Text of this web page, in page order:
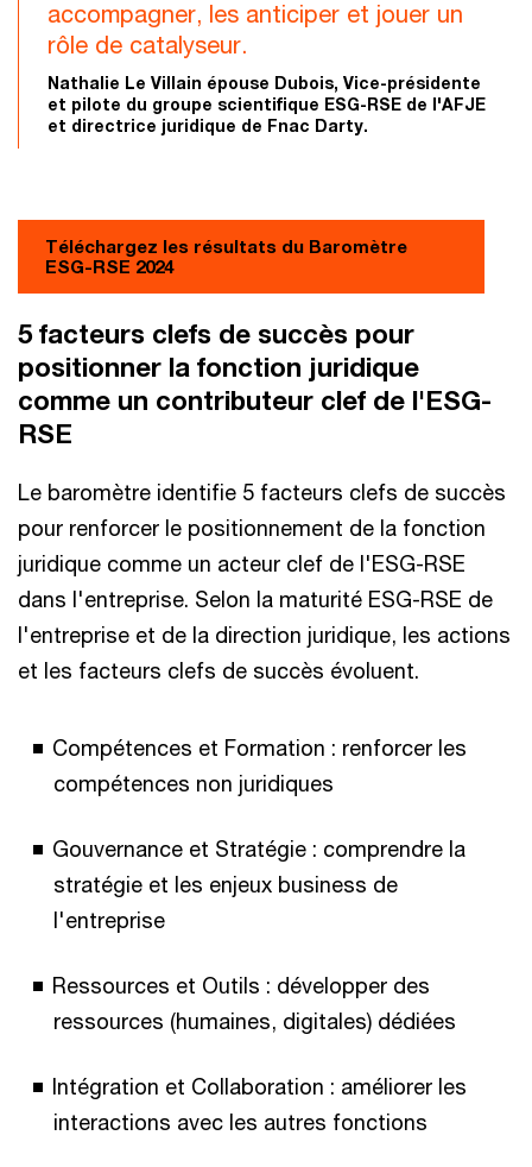
accompagner, les anticiper et jouer un
rôle de catalyseur.
Nathalie Le Villain épouse Dubois, Vice-présidente
et pilote du groupe scientifique ESG-RSE de l'AFJE
et directrice juridique de Fnac Darty.
Téléchargez les résultats du Baromètre
ESG-RSE 2024
5 facteurs clefs de succès pour
positionner la fonction juridique
comme un contributeur clef de l'ESG-
RSE
Le baromètre identifie 5 facteurs clefs de succès
pour renforcer le positionnement de la fonction
juridique comme un acteur clef de l'ESG-RSE
dans l'entreprise. Selon la maturité ESG-RSE de
l'entreprise et de la direction juridique, les actions
et les facteurs clefs de succès évoluent.
Compétences et Formation : renforcer les
compétences non juridiques
Gouvernance et Stratégie : comprendre la
stratégie et les enjeux business de
l'entreprise
Ressources et Outils : développer des
ressources (humaines, digitales) dédiées
Intégration et Collaboration : améliorer les
interactions avec les autres fonctions